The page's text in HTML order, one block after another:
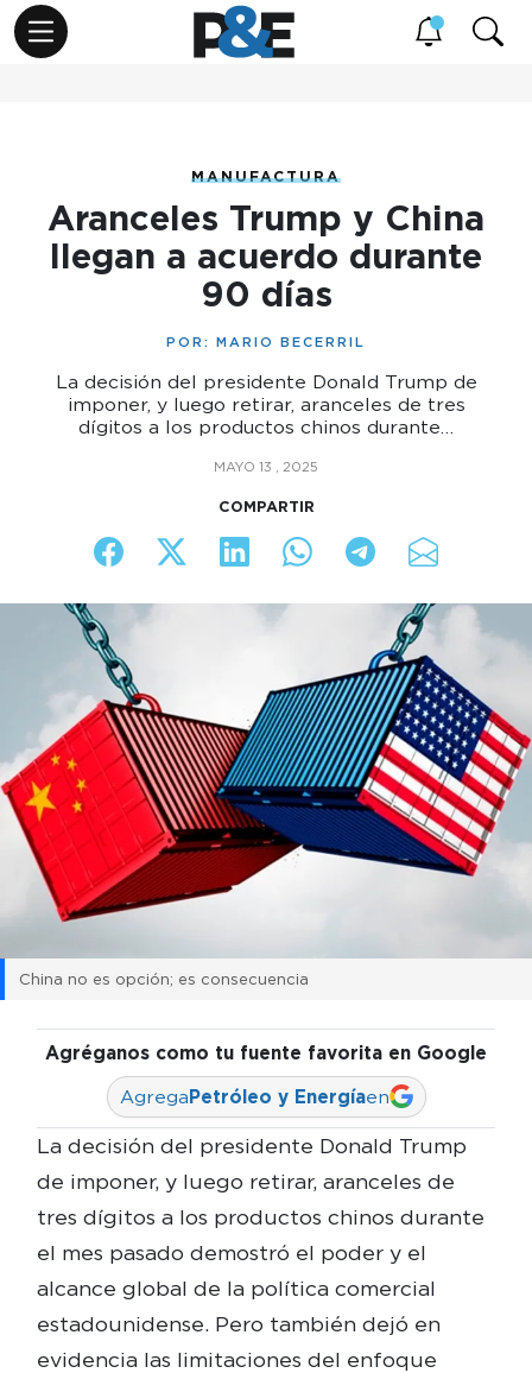
MANUFACTURA
Aranceles Trump y China
llegan a acuerdo durante
90 días
POR: MARIO BECERRIL
La decisión del presidente Donald Trump de
imponer, y luego retirar, aranceles de tres
dígitos a los productos chinos durante…
MAYO 13 , 2025
COMPARTIR
China no es opción; es consecuencia
Agréganos como tu fuente favorita en Google
AgregaPetróleo y Energíaen
La decisión del presidente Donald Trump
de imponer, y luego retirar, aranceles de
tres dígitos a los productos chinos durante
el mes pasado demostró el poder y el
alcance global de la política comercial
estadounidense. Pero también dejó en
evidencia las limitaciones del enfoque